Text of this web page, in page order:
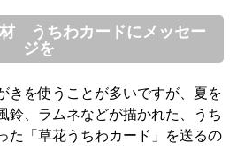
うちわカードにメッセー
ジを
きを使う こと が多いですが、 夏を
鈴、ラムネなどが描かれた
うち
た
「 草花うちわカード 」 を送るの